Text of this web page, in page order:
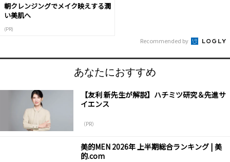
朝クレンジングでメイク映えする潤
い美肌へ
(PR)
Recommended by
あなたにおすすめ
【友利 新先生が解説】ハチミツ研究＆先進サ
イエンス
（PR）
美的MEN 2026年 上半期総合ランキング | 美
的.com